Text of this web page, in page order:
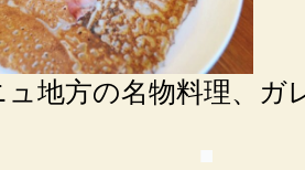
ュ地方の名物料理、ガ
■